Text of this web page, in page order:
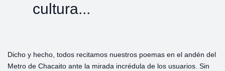
cultura...
Dicho y hecho, todos recitamos nuestros poemas en el andén del
Metro de Chacaito ante la mirada incrédula de los usuarios. Sin